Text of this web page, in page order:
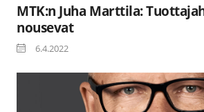
MTK:n Juha Marttila:
nousevat
6.4.2022